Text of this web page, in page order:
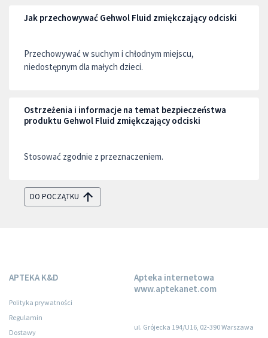
Jak przechowywać Gehwol Fluid zmiękczający odciski
Przechowywać w suchym i chłodnym miejscu,
niedostępnym dla małych dzieci.
Ostrzeżenia i informacje na temat bezpieczeństwa
produktu Gehwol Fluid zmiękczający odciski
Stosować zgodnie z przeznaczeniem.
DO POCZĄTKU
APTEKA K&D
Polityka prywatności
Regulamin
Dostawy
Apteka internetowa
www.aptekanet.com
ul. Grójecka 194/U16, 02-390 Warszawa